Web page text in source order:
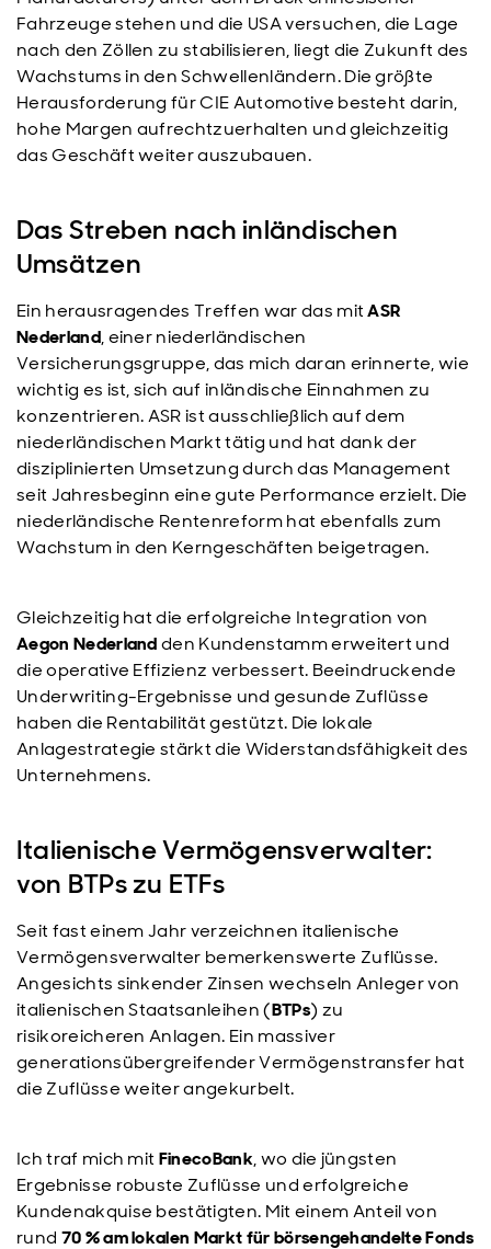
Fahrzeuge stehen und die USA versuchen, die Lage
nach den Zöllen zu stabilisieren, liegt die Zukunft des
Wachstums in den Schwellenländern. Die größte
Herausforderung für CIE Automotive besteht darin,
hohe Margen aufrechtzuerhalten und gleichzeitig
das Geschäft weiter auszubauen.
Das Streben nach inländischen
Umsätzen
Ein herausragendes Treffen war das mitASR
Nederland, einer niederländischen
Versicherungsgruppe, das mich daran erinnerte, wie
wichtig es ist, sich auf inländische Einnahmen zu
konzentrieren. ASR ist ausschließlich auf dem
niederländischen Markt tätig und hat dank der
disziplinierten Umsetzung durch das Management
seit Jahresbeginn eine gute Performance erzielt. Die
niederländische Rentenreform hat ebenfalls zum
Wachstum in den Kerngeschäften beigetragen.
Gleichzeitig hat die erfolgreiche Integration von
Aegon Nederlandden Kundenstamm erweitert und
die operative Effizienz verbessert. Beeindruckende
Underwriting-Ergebnisse und gesunde Zuflüsse
haben die Rentabilität gestützt. Die lokale
Anlagestrategie stärkt die Widerstandsfähigkeit des
Unternehmens.
Italienische Vermögensverwalter:
von BTPs zu ETFs
Seit fast einem Jahr verzeichnen italienische
Vermögensverwalter bemerkenswerte Zuflüsse.
Angesichts sinkender Zinsen wechseln Anleger von
italienischen Staatsanleihen (BTPs) zu
risikoreicheren Anlagen. Ein massiver
generationsübergreifender Vermögenstransfer hat
die Zuflüsse weiter angekurbelt.
Ich traf mich mit FinecoBank, wo die jüngsten
Ergebnisse robuste Zuflüsse und erfolgreiche
Kundenakquise bestätigten. Mit einem Anteil von
rund 70 % am lokalen Markt für börsengehandelte Fonds